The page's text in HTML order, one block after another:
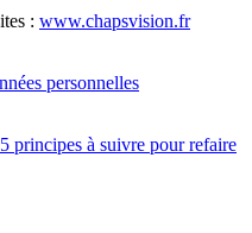
: www.chapsvision.fr
personnelles
principes à suivre pour refaire